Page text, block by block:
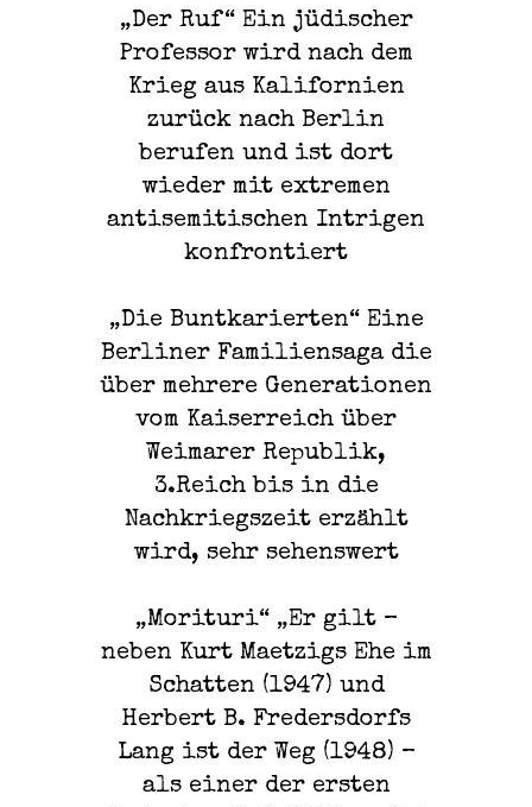
„Der Ruf“ Ein jüdischer
Professor wird nach dem
Krieg aus Kalifornien
zurück nach Berlin
berufen und ist dort
wieder mit extremen
antisemitischen Intrigen
konfrontiert
„Die Buntkarierten“ Eine
Berliner Familiensaga die
über mehrere Generationen
vom Kaiserreich über
Weimarer Republik,
3.Reich bis in die
Nachkriegszeit erzählt
wird, sehr sehenswert
„Morituri“ „Er gilt –
neben Kurt Maetzigs Ehe im
Schatten (1947) und
Herbert B. Fredersdorfs
Lang ist der Weg (1948) –
als einer der ersten